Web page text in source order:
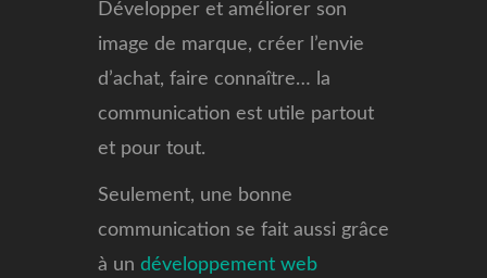
Développer et améliorer son
image de marque, créer l’envie
d’achat, faire connaître… la
communication est utile partout
et pour tout.
Seulement, une bonne
communication se fait aussi grâce
à un développement web